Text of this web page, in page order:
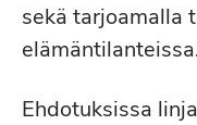
sekä tarjoamalla
Ehdotuksissa